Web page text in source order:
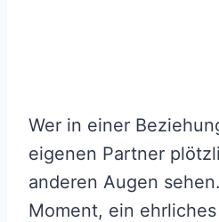
Wer in einer
eigenen Partner
anderen Augen
Moment, ein